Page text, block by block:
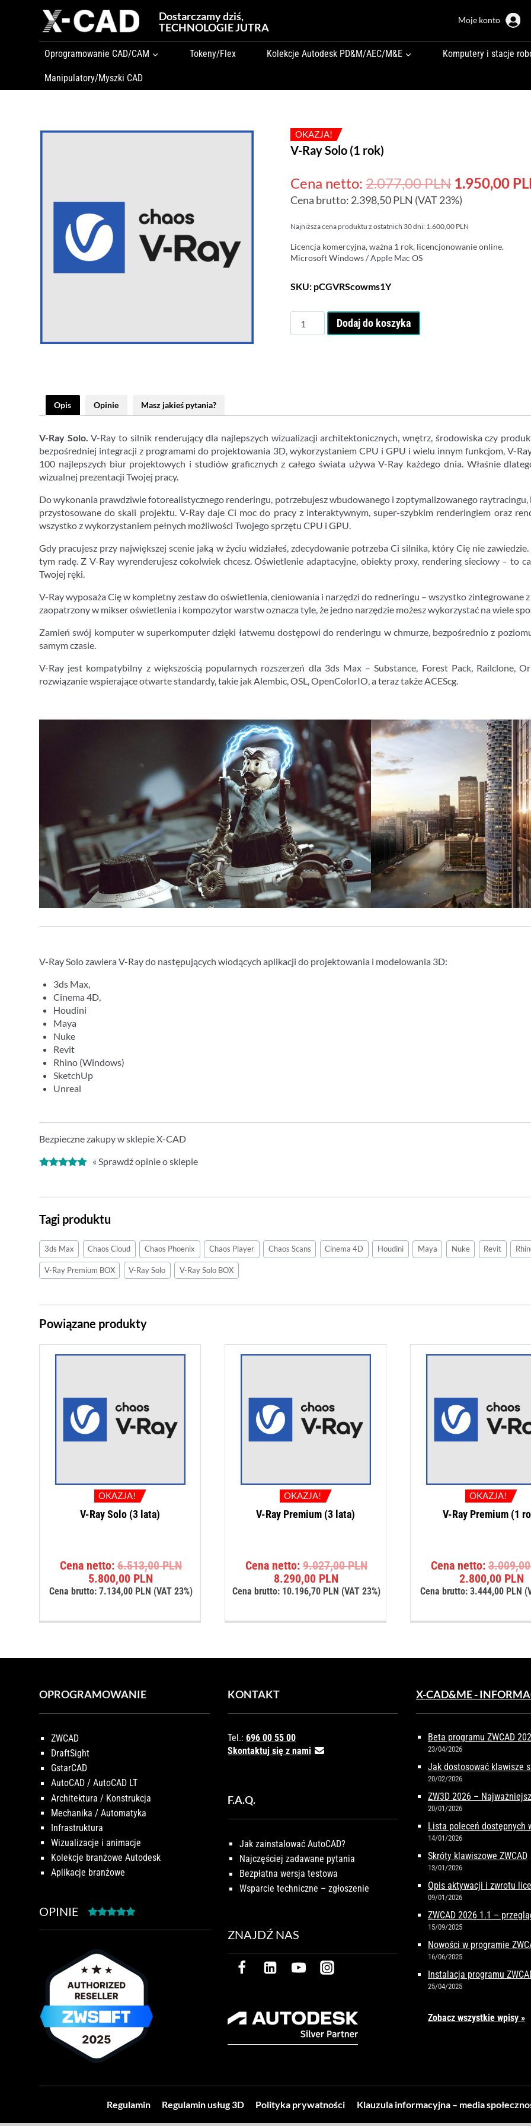
Dostarczamy dziś,
TECHNOLOGIE JUTRA
Moje konto
Oprogramowanie CAD/CAM Tokeny/Flex Kolekcje Autodesk PD&M/AEC/M&E Komputery i stacje
Manipulatory/Myszki CAD
OKAZJA!
V-Ray Solo (1 rok)
Cena netto:2.077,00PLN Pierwotna
cena
wynosiła:
2.077,00
1.950,00
Cena brutto: 2.398,50PLN (VAT 23%)
Najniższa cena produktu z ostatnich 30 dni: 1.600,00 PLN
Licencja komercyjna, ważna 1 rok, licencjonowanie online.
Microsoft Windows / Apple Mac OS
SKU: pCGVRScowms1Y
Dodaj do koszyka
Opis Opinie Masz jakieś pytania?
V-Ray Solo. V-Ray to silnik renderujący dla najlepszych wizualizacji architektonicznych, wnętrz, środowiska czy
bezpośredniej integracji z programami do projektowania 3D, wykorzystaniem CPU i GPU i wielu innym funkcjom, V-
100 najlepszych biur projektowych i studiów graficznych z całego świata używa V-Ray każdego dnia. Właśnie
wizualnej prezentacji Twojej pracy.
Do wykonania prawdziwie fotorealistycznego renderingu, potrzebujesz wbudowanego i zoptymalizowanego raytracingu,
przystosowane do skali projektu. V-Ray daje Ci moc do pracy z interaktywnym, super-szybkim renderingiem oraz
wszystko z wykorzystaniem pełnych możliwości Twojego sprzętu CPU i GPU.
Gdy pracujesz przy największej scenie jaką w życiu widziałeś, zdecydowanie potrzeba Ci silnika, który Cię nie
tym radę. Z V-Ray wyrenderujesz cokolwiek chcesz. Oświetlenie adaptacyjne, obiekty proxy, rendering sieciowy – to
Twojej ręki.
V-Ray wyposaża Cię w kompletny zestaw do oświetlenia, cieniowania i narzędzi do redneringu – wszystko zintegrowane
zaopatrzony w mikser oświetlenia i kompozytor warstw oznacza tyle, że jedno narzędzie możesz wykorzystać na wiele
Zamień swój komputer w superkomputer dzięki łatwemu dostępowi do renderingu w chmurze, bezpośrednio z
samym czasie.
V-Ray jest kompatybilny z większością popularnych rozszerzeń dla 3ds Max – Substance, Forest Pack, Railclone,
rozwiązanie wspierające otwarte standardy, takie jak Alembic, OSL, OpenColorIO, a teraz także ACEScg.
V-Ray Solo zawiera V-Ray do następujących wiodących aplikacji do projektowania i modelowania 3D:
3ds Max,
Cinema 4D,
Houdini
Maya
Nuke
Revit
Rhino (Windows)
SketchUp
Unreal
Bezpieczne zakupy w sklepie X-CAD
« Sprawdź opinie o sklepie
Tagi produktu
3ds Max Chaos Cloud Chaos Phoenix Chaos Player Chaos Scans Cinema 4D Houdini Maya Nuke Revit
V-Ray Premium BOX V-Ray Solo V-Ray Solo BOX
Powiązane produkty
OKAZJA!
V-Ray Solo (3 lata)
Cena netto: 6.513,00PLNPierwotna
wynosiła:
5.800,00 PLN
cena
5.800,00 PLN.
Cena brutto: 7.134,00 PLN (VAT 23%)
OKAZJA!
V-Ray Premium (3 lata)
Cena netto: 9.027,00PLNPierwotna
wynosiła:
8.290,00 PLN
cena
8.290,00 PLN.
Cena brutto: 10.196,70 PLN (VAT 23%)
OKAZJA!
V-Ray Premium (1
Cena netto:
2.800,00 PLN
Cena brutto: 3.444,00 PLN
OPROGRAMOWANIE
ZWCAD
DraftSight
GstarCAD
AutoCAD / AutoCAD LT
Architektura / Konstrukcja
Mechanika / Automatyka
Infrastruktura
Wizualizacje i animacje
Kolekcje branżowe Autodesk
Aplikacje branżowe
OPINIE
KONTAKT
Tel.: 696 00 55 00
Skontaktuj się z nami
F.A.Q.
Jak zainstalować AutoCAD?
Najczęściej zadawane pytania
Bezpłatna wersja testowa
Wsparcie techniczne – zgłoszenie
ZNAJDŹ NAS
X-CAD&ME -
Beta programu ZWCAD
23/04/2026
Jak dostosować klawisze
20/02/2026
ZW3D 2026 –
20/01/2026
Lista poleceń dostępnych
14/01/2026
Skróty klawiszowe ZWCAD
13/01/2026
Opis aktywacji i zwrotu
09/01/2026
ZWCAD 2026 1.1 –
15/09/2025
Nowości w programie
16/06/2025
Instalacja programu
25/04/2025
Zobacz wszystkie wpisy »
Regulamin Regulamin usług 3D Polityka prywatności Klauzula informacyjna – media